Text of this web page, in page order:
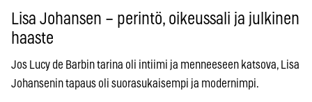
Lisa Johansen – perintö, oikeussali ja julkinen
haaste
Jos Lucy de Barbin tarina oli intiimi ja menneeseen katsova, Lisa
Johansenin tapaus oli suorasukaisempi ja modernimpi.